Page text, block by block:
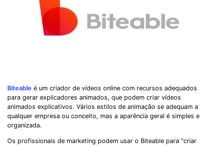
Biteable é um criador de vídeos online com recursos adequados
para gerar explicadores animados, que podem criar vídeos
animados explicativos. Vários estilos de animação se adequam a
qualquer empresa ou conceito, mas a aparência geral é simples e
organizada.
Os profissionais de marketing podem usar o Biteable para "criar